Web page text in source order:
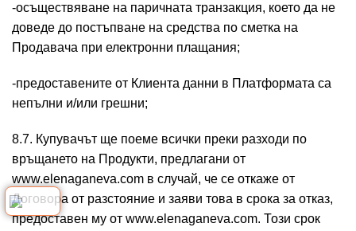
-осъществяване на паричната транзакция, което да не
доведе до постъпване на средства по сметка на
Продавача при електронни плащания;
-предоставените от Клиента данни в Платформата са
непълни и/или грешни;
8.7. Купувачът ще поеме всички преки разходи по
връщането на Продукти, предлагани от
www.elenaganeva.com в случай, че се откаже от
Договора от разстояние и заяви това в срока за отказ,
предоставен му от www.elenaganeva.com. Този срок